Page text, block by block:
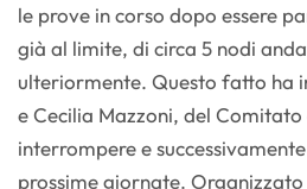
le prove in corso dopo essere
già al limite, di circa 5 nodi
ulteriormente. Questo fatto ha
e Cecilia Mazzoni, del
interrompere e
prossime giornate.